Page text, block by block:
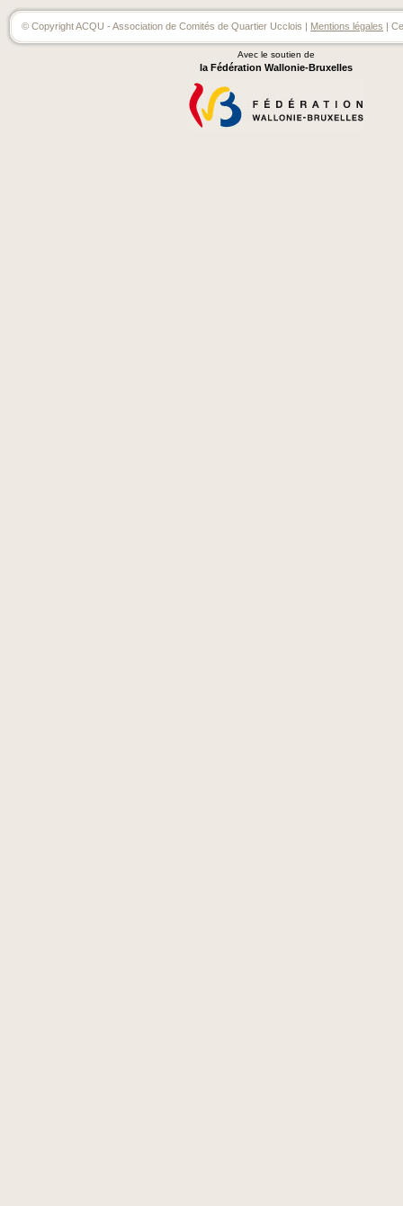
© Copyright ACQU - Association de Comités de Quartier Ucclois | Mentions légales |
Avec le soutien de
la Fédération Wallonie-Bruxelles